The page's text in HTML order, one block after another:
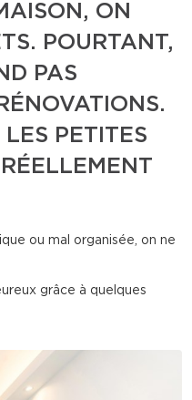
ON
POURTANT,
PAS
PETITES
ou mal organisée, on ne
grâce à quelques